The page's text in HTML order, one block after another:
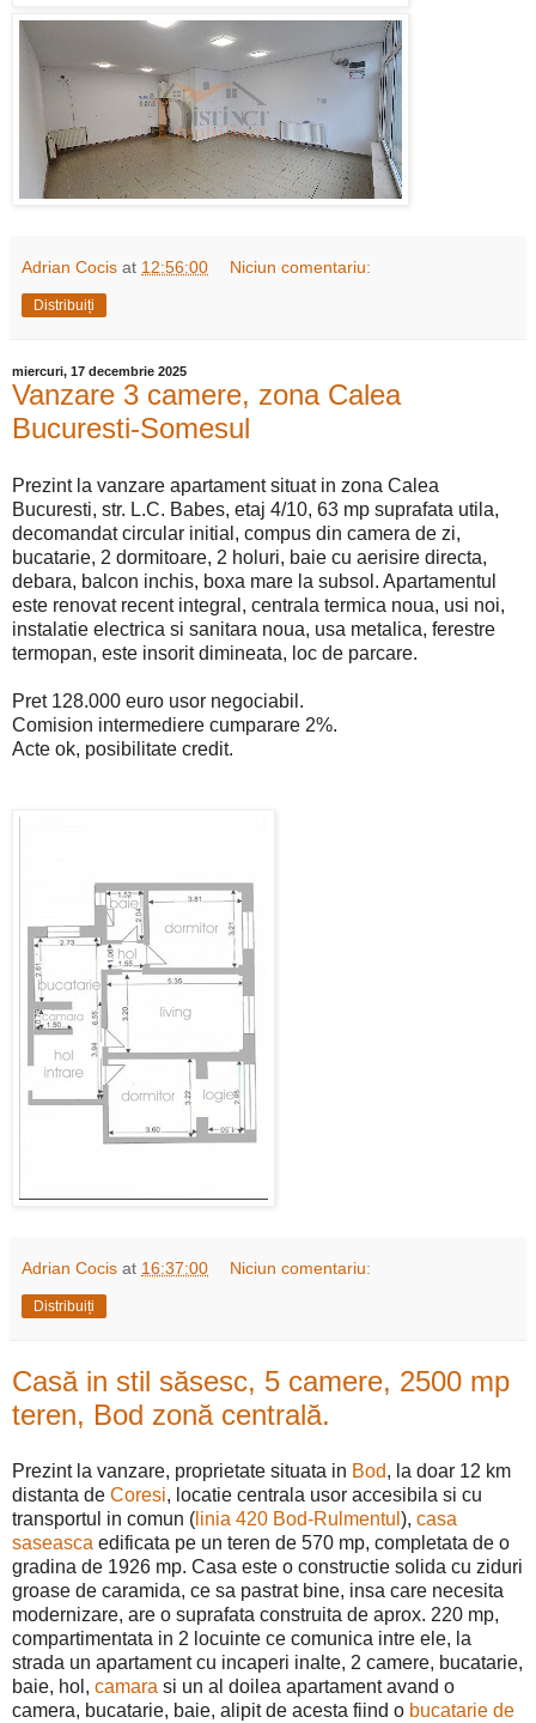
Adrian Cocis at 12:56:00 Niciun comentariu:
Distribuiți
miercuri, 17 decembrie 2025
Vanzare 3 camere, zona Calea
Bucuresti-Somesul
Prezint la vanzare apartament situat in zona Calea
Bucuresti, str. L.C. Babes, etaj 4/10, 63 mp suprafata utila,
decomandat circular initial, compus din camera de zi,
bucatarie, 2 dormitoare, 2 holuri, baie cu aerisire directa,
debara, balcon inchis, boxa mare la subsol. Apartamentul
este renovat recent integral, centrala termica noua, usi noi,
instalatie electrica si sanitara noua, usa metalica, ferestre
termopan, este insorit dimineata, loc de parcare.
Pret 128.000 euro usor negociabil.
Comision intermediere cumparare 2%.
Acte ok, posibilitate credit.
Adrian Cocis at 16:37:00 Niciun comentariu:
Distribuiți
Casă in stil săsesc, 5 camere, 2500 mp
teren, Bod zonă centrală.
Prezint la vanzare, proprietate situata in Bod, la doar 12 km
distanta de Coresi, locatie centrala usor accesibila si cu
transportul in comun ( linia 420 Bod-Rulmentul ), casa
saseasca edificata pe un teren de 570 mp, completata de o
gradina de 1926 mp. Casa este o constructie solida cu ziduri
groase de caramida, ce sa pastrat bine, insa care necesita
modernizare, are o suprafata construita de aprox. 220 mp,
compartimentata in 2 locuinte ce comunica intre ele, la
strada un apartament cu incaperi inalte, 2 camere, bucatarie,
baie, hol, camara si un al doilea apartament avand o
camera, bucatarie, baie, alipit de acesta fiind o bucatarie de